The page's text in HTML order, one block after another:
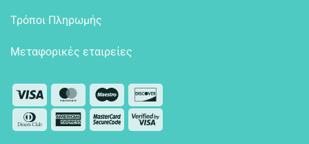
Τρόποι Πληρωμής
Μεταφορικές εταιρείες
Visa MasterCardMaestro
Dinners
Club
American
Express
MasterCard
2
Visa
2